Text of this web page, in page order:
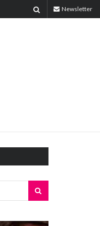
Newsletter